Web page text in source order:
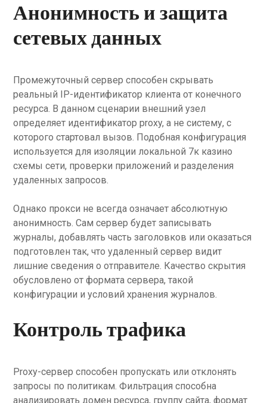
Анонимность и защита
сетевых данных
Промежуточный сервер способен скрывать
реальный IP-идентификатор клиента от конечного
ресурса. В данном сценарии внешний узел
определяет идентификатор proxy, а не систему, с
которого стартовал вызов. Подобная конфигурация
используется для изоляции локальной 7к казино
схемы сети, проверки приложений и разделения
удаленных запросов.
Однако прокси не всегда означает абсолютную
анонимность. Сам сервер будет записывать
журналы, добавлять часть заголовков или оказаться
подготовлен так, что удаленный сервер видит
лишние сведения о отправителе. Качество скрытия
обусловлено от формата сервера, такой
конфигурации и условий хранения журналов.
Контроль трафика
Proxy-сервер способен пропускать или отклонять
запросы по политикам. Фильтрация способна
анализировать домен ресурса, группу сайта, формат